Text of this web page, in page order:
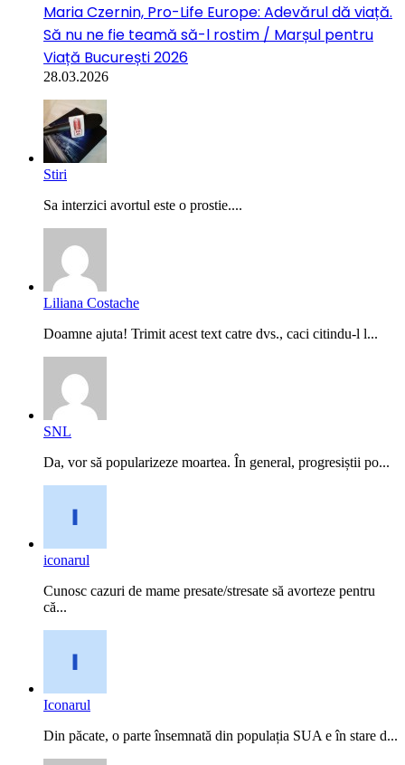
Maria Czernin, Pro-Life Europe: Adevărul dă viață.
Să nu ne fie teamă să-l rostim / Marșul pentru
Viață București 2026
28.03.2026
Stiri
Sa interzici avortul este o prostie....
Liliana Costache
Doamne ajuta! Trimit acest text catre dvs., caci citindu-l l...
SNL
Da, vor să popularizeze moartea. În general, progresiștii po...
iconarul
Cunosc cazuri de mame presate/stresate să avorteze pentru
că...
Iconarul
Din păcate, o parte însemnată din populația SUA e în stare d...